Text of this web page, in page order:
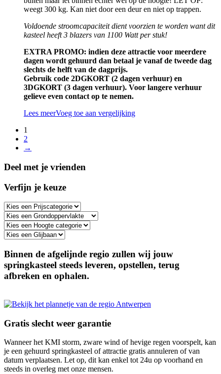
weegt 300 kg. Kan niet door een deur en niet op trappen.
Voldoende stroomcapaciteit dient voorzien te worden want dit
kasteel heeft 3 blazers van 1100 Watt per stuk!
EXTRA PROMO: indien deze attractie voor meerdere
dagen wordt gehuurd dan betaal je vanaf de tweede dag
slechts de helft van de dagprijs.
Gebruik code 2DGKORT (2 dagen verhuur) en
3DGKORT (3 dagen verhuur). Voor langere verhuur
gelieve even contact op te nemen.
Lees meerVoeg toe aan vergelijking
1
2
→
Deel met je vrienden
Verfijn je keuze
Binnen de afgelijnde regio zullen wij jouw
springkasteel steeds leveren, opstellen, terug
afbreken en ophalen.
Gratis slecht weer garantie
Wanneer het KMI storm, zware wind of hevige regen voorspelt, kan
je een gehuurd springkasteel of attractie gratis annuleren of van
datum verplaatsen. Let op, dit kan enkel tot 24u op voorhand en
steeds in overleg met onze mensen.